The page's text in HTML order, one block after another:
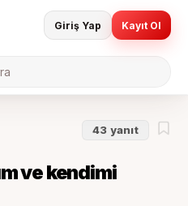
Giriş Yap Kayıt Ol
43 yanıt
ve kendimi